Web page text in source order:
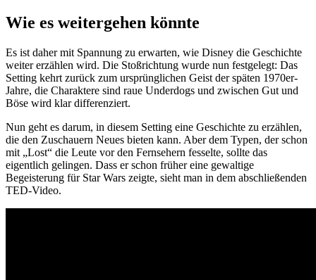
Wie es weitergehen könnte
Es ist daher mit Spannung zu erwarten, wie Disney die Geschichte
weiter erzählen wird. Die Stoßrichtung wurde nun festgelegt: Das
Setting kehrt zurück zum ursprünglichen Geist der späten 1970er-
Jahre, die Charaktere sind raue Underdogs und zwischen Gut und
Böse wird klar differenziert.
Nun geht es darum, in diesem Setting eine Geschichte zu erzählen,
die den Zuschauern Neues bieten kann. Aber dem Typen, der schon
mit „Lost“ die Leute vor den Fernsehern fesselte, sollte das
eigentlich gelingen. Dass er schon früher eine gewaltige
Begeisterung für Star Wars zeigte, sieht man in dem abschließenden
TED-Video.